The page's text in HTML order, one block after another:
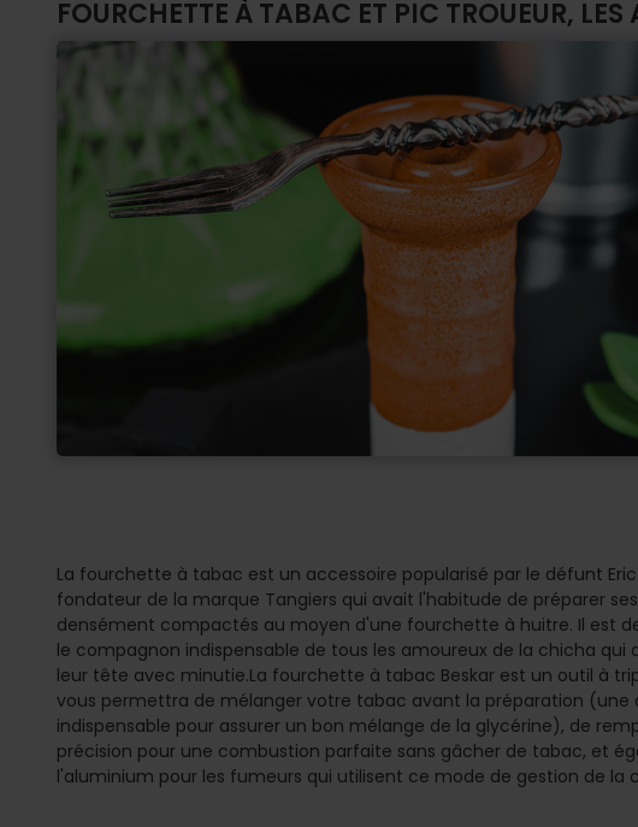
FOURCHETTE À TABAC ET PIC TROUEUR,
La fourchette à tabac est un accessoire popularisé par le défunt
fondateur de la marque Tangiers qui avait l'habitude de préparer
densément compactés au moyen d'une fourchette à huitre. Il est
le compagnon indispensable de tous les amoureux de la chicha qui
leur tête avec minutie.La fourchette à tabac Beskar est un outil à
vous permettra de mélanger votre tabac avant la préparation (une
indispensable pour assurer un bon mélange de la glycérine), de
précision pour une combustion parfaite sans gâcher de tabac, et
l'aluminium pour les fumeurs qui utilisent ce mode de gestion de la